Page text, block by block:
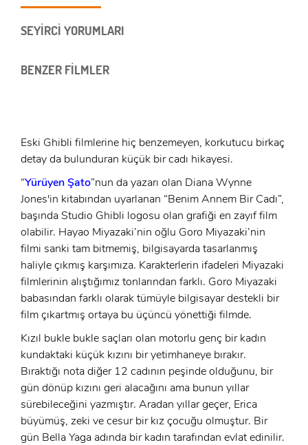
x
x
ÜYE OL
SEYİRCİ YORUMLARI
BENZER FİLMLER
Eski Ghibli filmlerine hiç benzemeyen, korkutucu birkaç
detay da bulunduran küçük bir cadı hikayesi.
“Yürüyen Şato”nun da yazarı olan Diana Wynne
Jones'in kitabından uyarlanan “Benim Annem Bir Cadı”,
başında Studio Ghibli logosu olan grafiği en zayıf film
olabilir. Hayao Miyazaki’nin oğlu Goro Miyazaki’nin
filmi sanki tam bitmemiş, bilgisayarda tasarlanmış
haliyle çıkmış karşımıza. Karakterlerin ifadeleri Miyazaki
filmlerinin alıştığımız tonlarından farklı. Goro Miyazaki
babasından farklı olarak tümüyle bilgisayar destekli bir
film çıkartmış ortaya bu üçüncü yönettiği filmde.
Kızıl bukle bukle saçları olan motorlu genç bir kadın
kundaktaki küçük kızını bir yetimhaneye bırakır.
Bıraktığı nota diğer 12 cadının peşinde olduğunu, bir
gün dönüp kızını geri alacağını ama bunun yıllar
sürebileceğini yazmıştır. Aradan yıllar geçer, Erica
büyümüş, zeki ve cesur bir kız çocuğu olmuştur. Bir
gün Bella Yaga adında bir kadın tarafından evlat edinilir.